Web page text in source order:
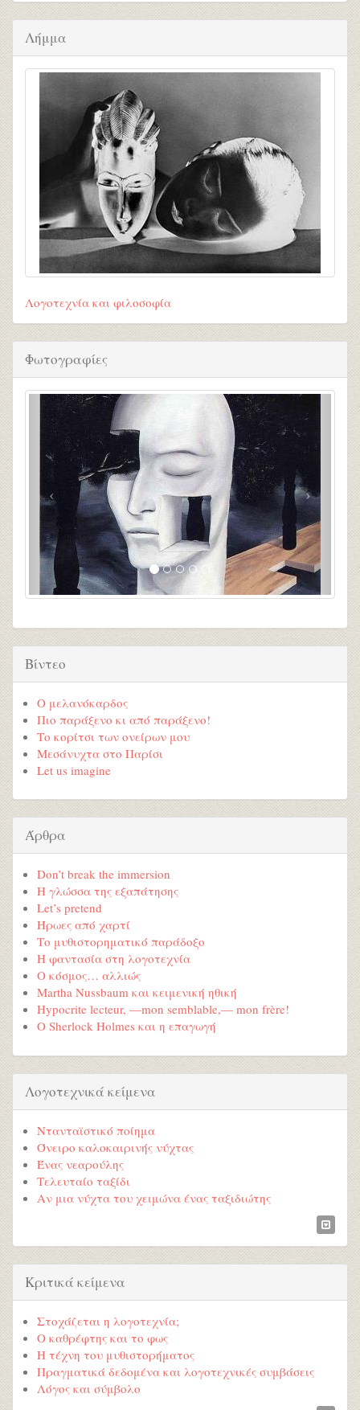
Λήμμα
Λογοτεχνία και φιλοσοφία
Φωτογραφίες
Βίντεο
Ο μελανόκαρδος
Πιο παράξενο κι από παράξενο!
Το κορίτσι των ονείρων μου
Μεσάνυχτα στο Παρίσι
Let us imagine
Άρθρα
Don’t break the immersion
Η γλώσσα της εξαπάτησης
Let’s pretend
Ήρωες από χαρτί
Το μυθιστορηματικό παράδοξο
Η φαντασία στη λογοτεχνία
Ο κόσμος… αλλιώς
Martha Nussbaum και κειμενική ηθική
Hypocrite lecteur, —mon semblable,— mon frère!
Ο Sherlock Holmes και η επαγωγή
Λογοτεχνικά κείμενα
Ντανταϊστικό ποίημα
Όνειρο καλοκαιρινής νύχτας
Ένας νεαρούλης
Τελευταίο ταξίδι
Αν μια νύχτα του χειμώνα ένας ταξιδιώτης
Κριτικά κείμενα
Στοχάζεται η λογοτεχνία;
Ο καθρέφτης και το φως
Η τέχνη του μυθιστορήματος
Πραγματικά δεδομένα και λογοτεχνικές συμβάσεις
Λόγος και σύμβολο